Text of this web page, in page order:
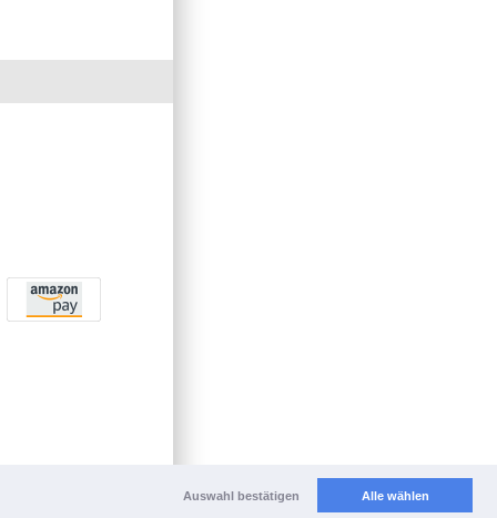
Auswahl bestätigen Alle wählen